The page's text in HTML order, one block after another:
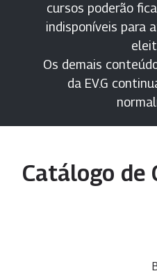
cursos poderão
indisponíveis para
Os demais
da EV.G
Catálogo de